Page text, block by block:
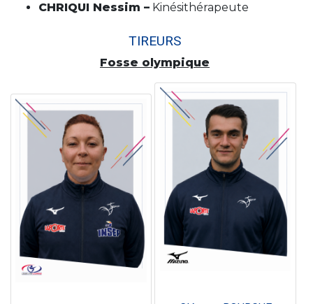
CHRIQUI Nessim – Kinésithérapeute
TIREURS
Fosse olympique